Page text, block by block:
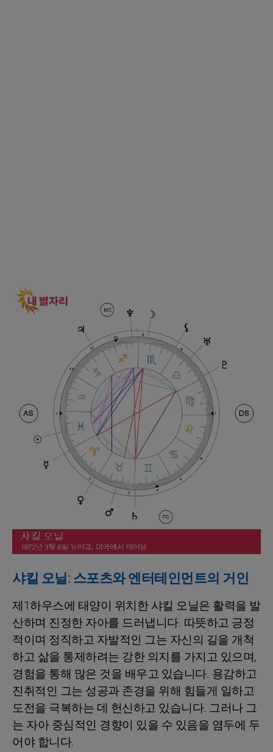
샤킬 오닐: 스포츠와 엔터테인먼트의 거인
제1하우스에 태양이 위치한 샤킬 오닐은 활력을 발
산하며 진정한 자아를 드러냅니다. 따뜻하고 긍정
적이며 정직하고 자발적인 그는 자신의 길을 개척
하고 삶을 통제하려는 강한 의지를 가지고 있으며,
경험을 통해 많은 것을 배우고 있습니다. 용감하고
진취적인 그는 성공과 존경을 위해 힘들게 일하고
도전을 극복하는 데 헌신하고 있습니다. 그러나 그
는 자아 중심적인 경향이 있을 수 있음을 염두에 두
어야 합니다.